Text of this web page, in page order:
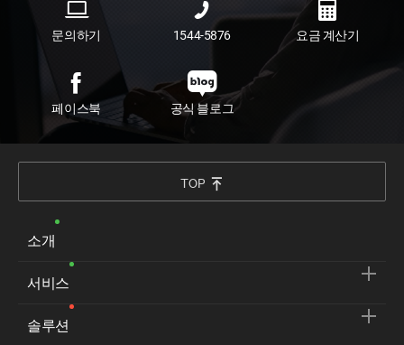
문의하기 1544-5876 요금 계산기
페이스북 공식 블로그
TOP
소개
서비스
솔루션